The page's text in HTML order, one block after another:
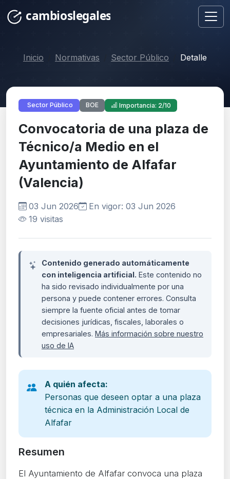
Inicio Normativas Sector Público Detalle
Sector Público BOE Importancia: 2/10
Convocatoria de una plaza de
Técnico/a Medio en el
Ayuntamiento de Alfafar
(Valencia)
03 Jun 2026
En vigor: 03 Jun 2026
19 visitas
Contenido generado automáticamente
con inteligencia artificial. Este contenido no
ha sido revisado individualmente por una
persona y puede contener errores. Consulta
siempre la fuente oficial antes de tomar
decisiones jurídicas, fiscales, laborales o
empresariales. Más información sobre nuestro
uso de IA
A quién afecta:
Personas que deseen optar a una plaza
técnica en la Administración Local de
Alfafar
Resumen
El Ayuntamiento de Alfafar convoca una plaza